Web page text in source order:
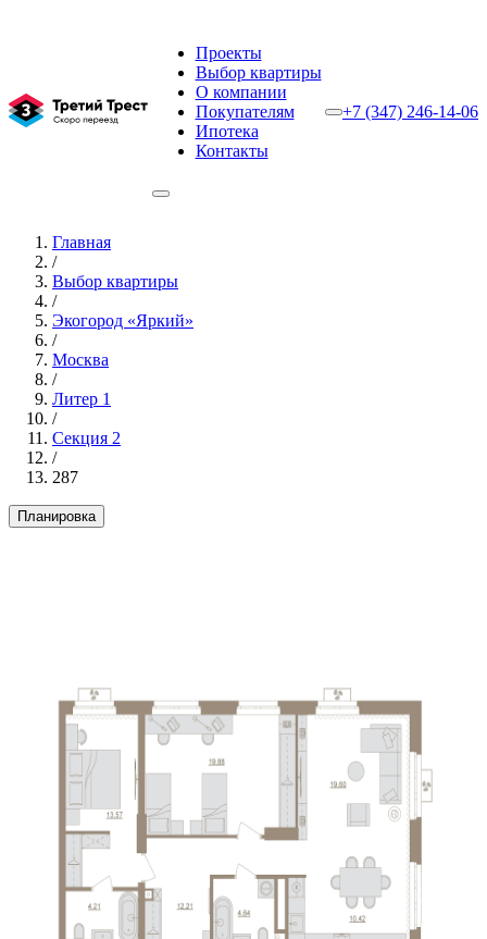
Проекты
Выбор квартиры
О компании
Покупателям
Ипотека
Контакты
+7 (347) 246-14-06
Главная
/
Выбор квартиры
/
Экогород «Яркий»
/
Москва
/
Литер 1
/
Секция 2
/
287
Планировка